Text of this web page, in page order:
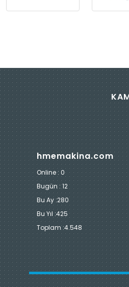
hmemakina.com
Online : 0
Bugün :12
Bu Ay :280
Bu Yıl :425
Toplam :4.548